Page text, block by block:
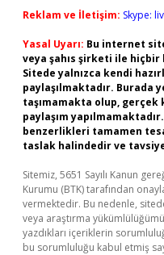
Reklam ve İletişim: Skype:
Yasal Uyarı: Bu internet
veya şahıs şirketi ile hiçbir
Sitede yalnızca kendi
paylaşılmaktadır. Burada
taşımamakta olup, gerçek
paylaşım
benzerlikleri tamamen
taslak halindedir ve
Sitemiz, 5651 Sayılı Kanun
Kurumu (BTK) tarafından
vermektedir. Bu nedenle,
veya araştırma
yazdıkları içeriklerin
bu sorumluluğu kabul etmiş